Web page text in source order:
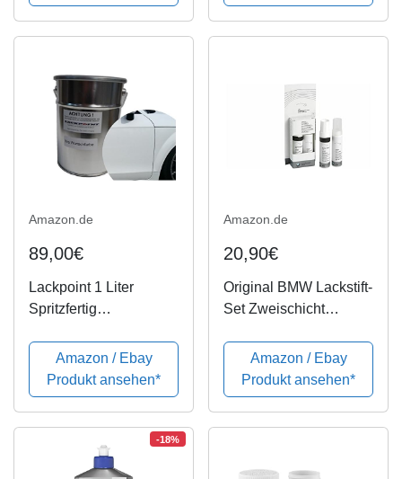
Amazon.de
89,00€
Lackpoint 1 Liter
Spritzfertig
VW LY9C Ibis Weiß
Uni Autolack
Amazon / Ebay
Produkt ansehen*
Amazon.de
20,90€
Original BMW Lackstift-
Set Zweischicht
Amazon / Ebay
Produkt ansehen*
-18%